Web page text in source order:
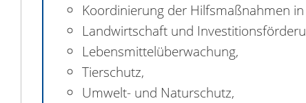
Koordinierung der Hilfsmaßnahmen
Landwirtschaft und
Lebensmittelüberwachung,
Tierschutz,
Umwelt- und Naturschutz,